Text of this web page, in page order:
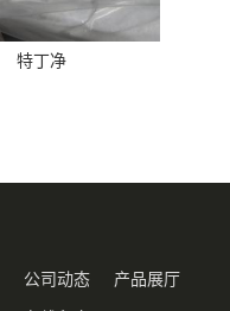
特丁净
公司动态 产品展厅